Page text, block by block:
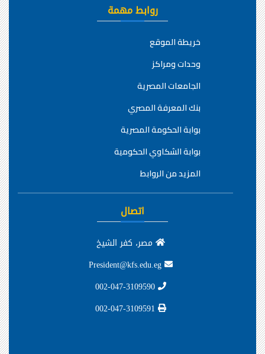
روابط مهمة
خريطة الموقع
وحدات ومراكز
الجامعات المصرية
بنك المعرفة المصري
بوابة الحكومة المصرية
بوابة الشكاوي الحكومية
المزيد من الروابط
اتصال
مصر، كفر الشيخ